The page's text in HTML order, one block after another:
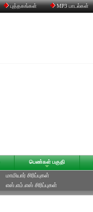
புத்தகங்கள் MP3 பாடல்கள்
பெண்கள் பகுதி
மாமியார் சிரிப்புகள்
எஸ்.எம்.எஸ் சிரிப்புகள்